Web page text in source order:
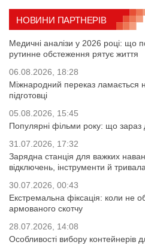
НОВИНИ ПАРТНЕРІВ
Медичні аналізи у 2026 році: що
рутинне обстеження рятує життя
06.08.2026, 18:28
Міжнародний переказ ламається
підготовці
05.08.2026, 15:45
Популярні фільми року: що зараз
31.07.2026, 17:32
Зарядна станція для важких
відключень, інструменти й
30.07.2026, 00:43
Екстремальна фіксація: коли не
армованого скотчу
28.07.2026, 14:08
Особливості вибору контейнерів